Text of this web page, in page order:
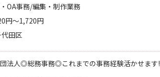
OA事務/編集・制作業務
円～1,720円
田区
法人◎総務事務◎これまでの事務経験活かせます!